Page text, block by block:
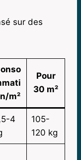
sur des
m²
Pour
30 m²
4
105-
120 kg